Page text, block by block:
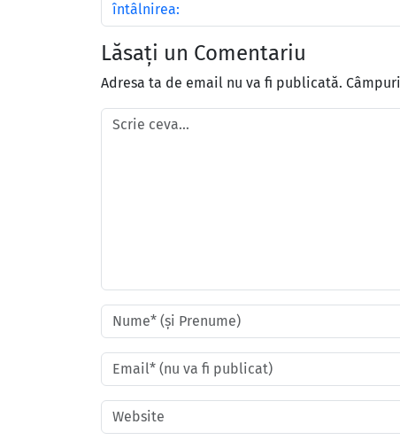
întâlnirea:
Lăsați un Comentariu
Adresa ta de email nu va fi publicată.